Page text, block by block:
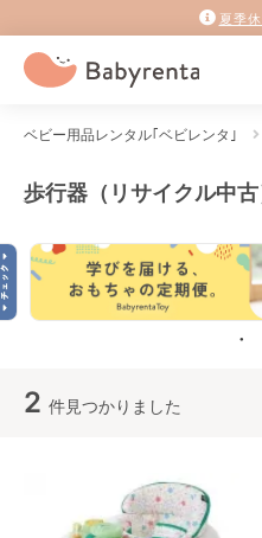
夏季
ベビー用品レンタル｢ベビレンタ｣
歩行器（リサイクル中
2 件見つかりました